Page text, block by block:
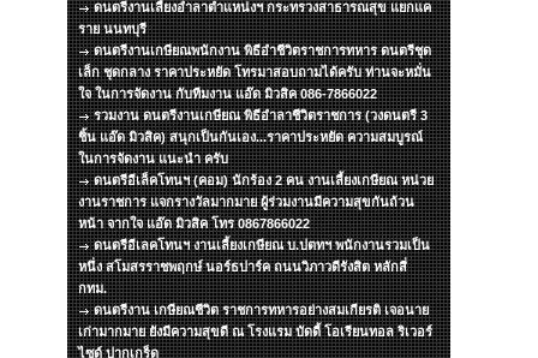
ดนตรีงานเลี้ยงอำลาตำแหน่งฯ กระทรวงสาธารณสุข แยกแค
ราย นนทบุรี
ดนตรีงานเกษียณพนักงาน พิธีอำชีวิตราชการทหาร ดนตรีชุด
เล็ก ชุดกลาง ราคาประหยัด โทรมาสอบถามได้ครับ ท่านจะหมั่น
ใจ ในการจัดงาน กับทีมงาน แอ๊ด มิวสิค 086-7866022
รวมงาน ดนตรีงานเกษียณ พิธีอำลาชีวิตราชการ (วงดนตรี 3
ชิ้น แอ๊ด มิวสิค) สนุกเป็นกันเอง...ราคาประหยัด ความสมบูรณ์
ในการจัดงาน แนะนำ ครับ
ดนตรีอีเล็คโทนฯ (คอม) นักร้อง 2 คน งานเลี้ยงเกษียณ หน่วย
งานราชการ แจกรางวัลมากมาย ผู้ร่วมงานมีความสุขกันถ้วน
หน้า จากใจ แอ๊ด มิวสิค โทร 0867866022
ดนตรีอีเลคโทนฯ งานเลี้ยงเกษียณ บ.ปตทฯ พนักงานรวมเป็น
หนึ่ง สโมสรราชพฤกษ์ นอร์ธปาร์ค ถนนวิภาวดีรังสิต หลักสี่
กทม.
ดนตรีงาน เกษียณชีวิต ราชการทหารอย่างสมเกียรติ เจอนาย
เก่ามากมาย ยังมีความสุขดี ณ โรงแรม บัดดี้ โอเรียนทอล ริเวอร์
ไซด์ ปากเกร็ด